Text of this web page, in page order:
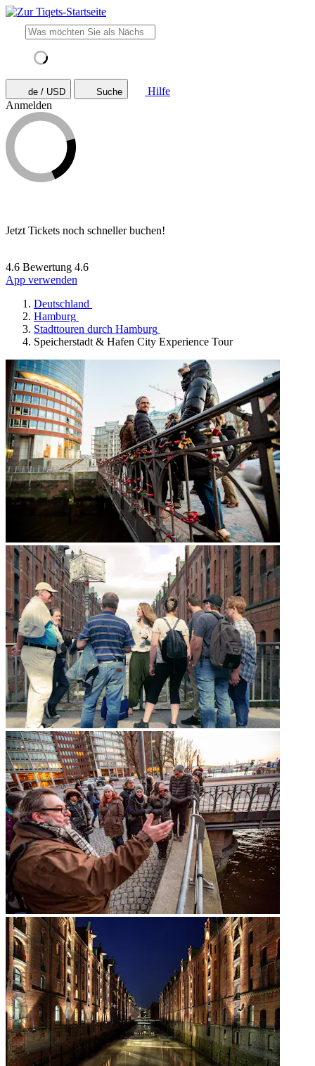
de / USD Suche
Hilfe
Anmelden
Jetzt Tickets noch schneller buchen!
4.6 Bewertung 4.6
App verwenden
Deutschland
Hamburg
Stadttouren durch Hamburg
Speicherstadt & Hafen City Experience Tour